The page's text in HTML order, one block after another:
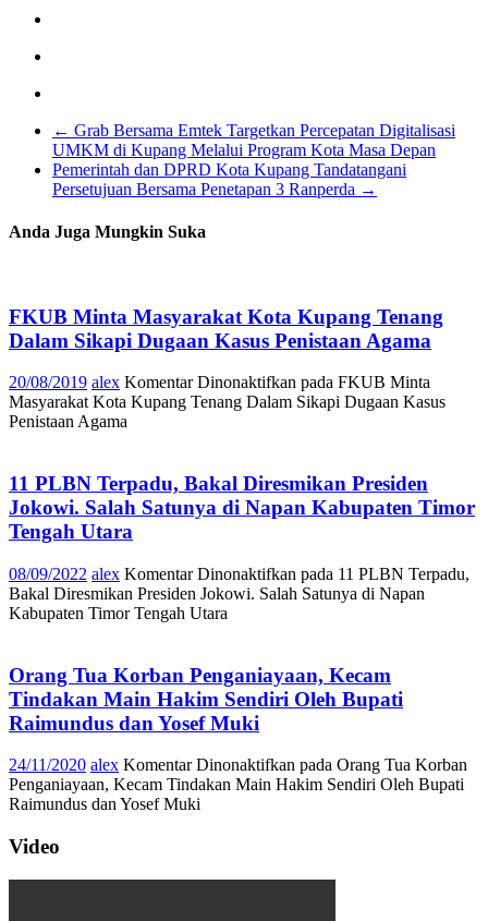
← Grab Bersama Emtek Targetkan Percepatan Digitalisasi
UMKM di Kupang Melalui Program Kota Masa Depan
Pemerintah dan DPRD Kota Kupang Tandatangani
Persetujuan Bersama Penetapan 3 Ranperda →
Anda Juga Mungkin Suka
FKUB Minta Masyarakat Kota Kupang Tenang
Dalam Sikapi Dugaan Kasus Penistaan Agama
20/08/2019 alex Komentar Dinonaktifkan pada FKUB Minta
Masyarakat Kota Kupang Tenang Dalam Sikapi Dugaan Kasus
Penistaan Agama
11 PLBN Terpadu, Bakal Diresmikan Presiden
Jokowi. Salah Satunya di Napan Kabupaten Timor
Tengah Utara
08/09/2022 alex Komentar Dinonaktifkan pada 11 PLBN Terpadu,
Bakal Diresmikan Presiden Jokowi. Salah Satunya di Napan
Kabupaten Timor Tengah Utara
Orang Tua Korban Penganiayaan, Kecam
Tindakan Main Hakim Sendiri Oleh Bupati
Raimundus dan Yosef Muki
24/11/2020 alex Komentar Dinonaktifkan pada Orang Tua Korban
Penganiayaan, Kecam Tindakan Main Hakim Sendiri Oleh Bupati
Raimundus dan Yosef Muki
Video